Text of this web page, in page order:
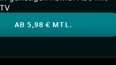
AB 5,98 € MTL.